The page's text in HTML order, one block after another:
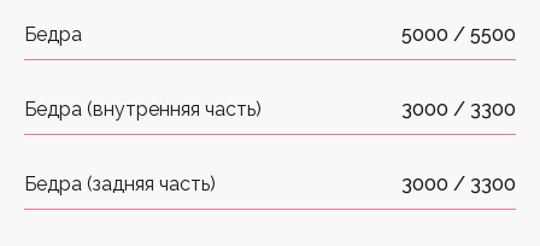
Бедра 5000 / 5500
Бедра (внутренняя часть) 3000 / 3300
Бедра (задняя часть) 3000 / 3300